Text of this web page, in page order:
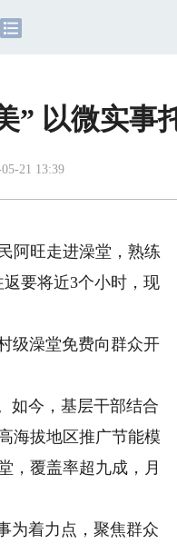
” 以微实事
21 13:39
阿旺走进澡堂，熟练
要将近3个小时，现
级澡堂免费向群众开
如今，基层干部结合
海拔地区推广节能模
，覆盖率超九成，月
为着力点，聚焦群众